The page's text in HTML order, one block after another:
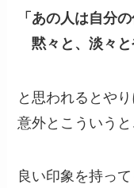
「あの人は自分
黙々と、淡々と
と思われるとやり
意外とこういうと
良い印象を持っ